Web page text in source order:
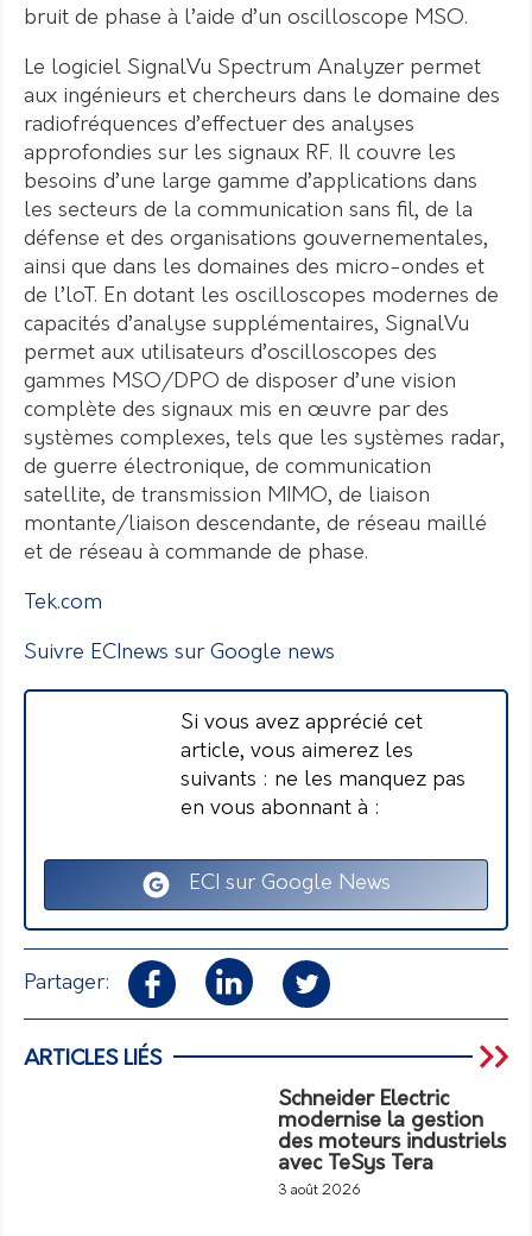
bruit de phase à l’aide d’un oscilloscope MSO.
Le logiciel SignalVu Spectrum Analyzer permet
aux ingénieurs et chercheurs dans le domaine des
radiofréquences d’effectuer des analyses
approfondies sur les signaux RF. Il couvre les
besoins d’une large gamme d’applications dans
les secteurs de la communication sans fil, de la
défense et des organisations gouvernementales,
ainsi que dans les domaines des micro-ondes et
de l’loT. En dotant les oscilloscopes modernes de
capacités d’analyse supplémentaires, SignalVu
permet aux utilisateurs d’oscilloscopes des
gammes MSO/DPO de disposer d’une vision
complète des signaux mis en œuvre par des
systèmes complexes, tels que les systèmes radar,
de guerre électronique, de communication
satellite, de transmission MIMO, de liaison
montante/liaison descendante, de réseau maillé
et de réseau à commande de phase.
Tek.com
Suivre ECInews sur Google news
Si vous avez apprécié cet
article, vous aimerez les
suivants : ne les manquez pas
en vous abonnant à :
ECI sur Google News
Partager:
ARTICLES LIÉS
Schneider Electric
modernise la gestion
des moteurs industriels
avec TeSys Tera
3 août 2026